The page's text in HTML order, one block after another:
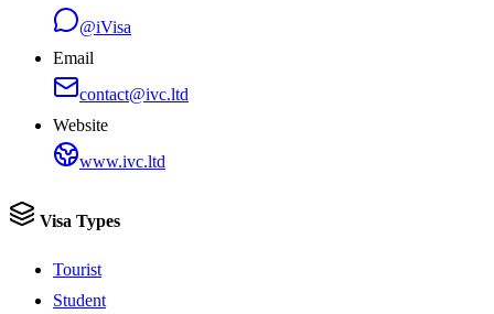
@iVisa
Email
contact@ivc.ltd
Website
www.ivc.ltd
Visa Types
Tourist
Student